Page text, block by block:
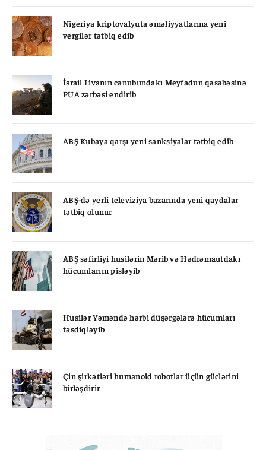
Nigeriya kriptovalyuta əməliyyatlarına yeni
vergilər tətbiq edib
İsrail Livanın cənubundakı Meyfadun qəsəbəsinə
PUA zərbəsi endirib
ABŞ Kubaya qarşı yeni sanksiyalar tətbiq edib
ABŞ-də yerli televiziya bazarında yeni qaydalar
tətbiq olunur
ABŞ səfirliyi husilərin Mərib və Hədrəmautdakı
hücumlarını pisləyib
Husilər Yəməndə hərbi düşərgələrə hücumları
təsdiqləyib
Çin şirkətləri humanoid robotlar üçün güclərini
birləşdirir